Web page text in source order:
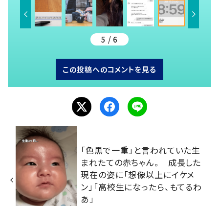
5 / 6
この投稿へのコメントを見る
「色黒で一重」と言われていた生
まれたての赤ちゃん。 成長した
現在の姿に「想像以上にイケメ
ン」「高校生になったら、もてるわ
あ」